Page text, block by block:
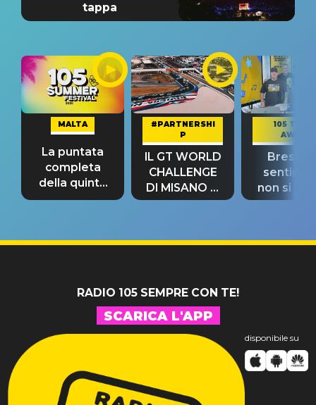
tappa
MALTA
La puntata
completa
della quinta
tappa
#PARTNERSHI
P
IL GT WORLD
CHALLENGE
DI MISANO si
riconferma
105 TAKE
AWAY
Bresh:
non si
fino alla
RADIO 105 SEMPRE CON TE!
SCARICA L'APP
disponibile su